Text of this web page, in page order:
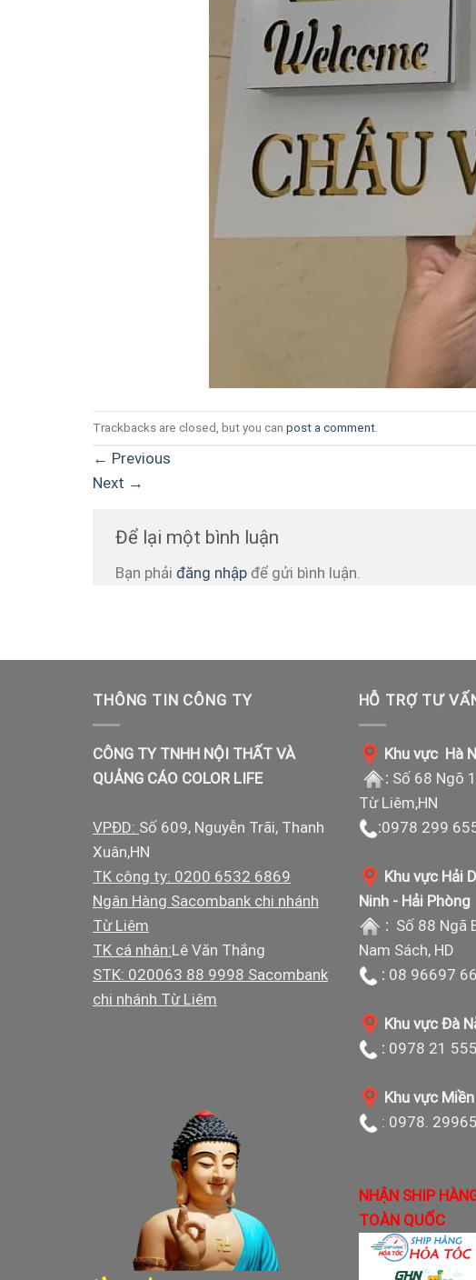
Trackbacks are closed, but you can post a comment
← Previous
Next →
Để lại một bình luận
Bạn phải đăng nhập để gửi bình luận.
THÔNG TIN CÔNG TY
CÔNG TY TNHH NỘI THẤT VÀ
QUẢNG CÁO COLOR LIFE
VPĐD: Số 609, Nguyễn Trãi, Thanh
Xuân,HN
TK công ty: 0200 6532 6869
Ngân Hàng Sacombank chi nhánh
Từ Liêm
TK cá nhân:Lê Văn Thắng
STK: 020063 88 9998 Sacombank
chi nhánh Từ Liêm
HỖ TRỢ TƯ
Khu vực Hà
: Số 68 Ngõ
Từ Liêm,HN
:0978 299
Khu vực Hải
Ninh - Hải Phòng
: Số 88 Ngã
Nam Sách, HD
: 08 96697
Khu vực Đà
: 0978 21
Khu vực
: 0978.
NHẬN SHIP
TOÀN QUỐC